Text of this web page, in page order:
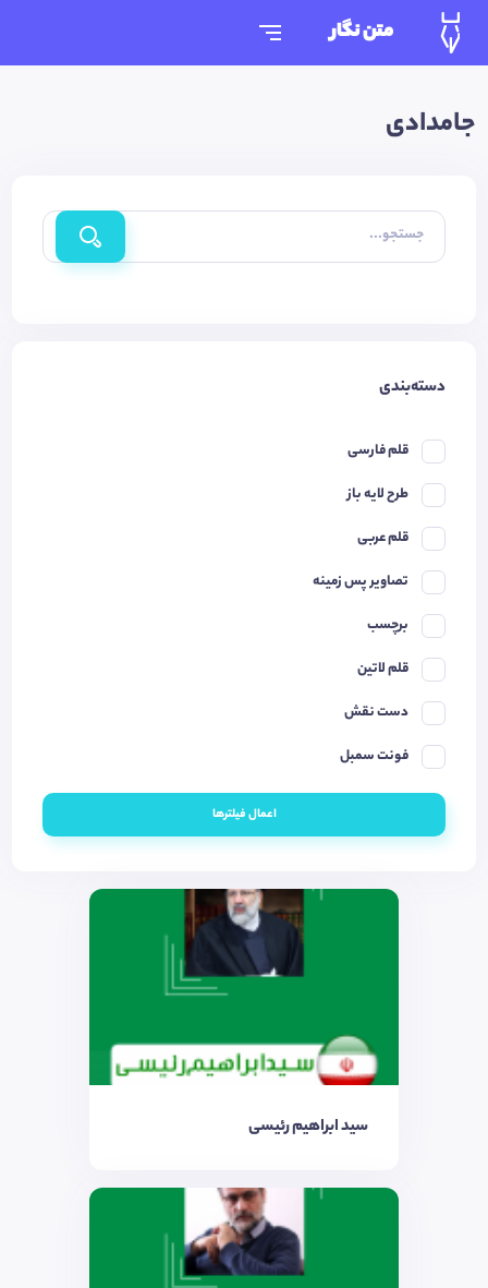
متن نگار
جامدادی
جستجو...
دسته‌بندی
قلم فارسی
طرح لایه باز
قلم عربی
تصاویر پس زمینه
برچسب
قلم لاتین
دست نقش
فونت سمبل
اعمال فیلترها
سید ابراهیم رئیسی